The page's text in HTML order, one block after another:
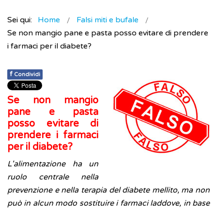
Sei qui: Home
Falsi miti e bufale
Se non mangio pane e pasta posso evitare di prendere
i farmaci per il diabete?
f Condividi
Se non mangio
pane e pasta
posso evitare di
prendere i farmaci
per il diabete?
L'alimentazione ha un
ruolo centrale nella
prevenzione e nella terapia del diabete mellito, ma non
può in alcun modo sostituire i farmaci laddove, in base